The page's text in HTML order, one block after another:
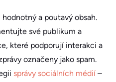
a poutavý obsah.
své publikum a
které podporují interakci a
označeny jako spam.
správy sociálních médií –